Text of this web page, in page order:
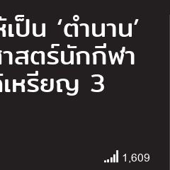
ป็น ‘ตำนาน’
สตร์นักกีฬา
หรียญ 3
1,609